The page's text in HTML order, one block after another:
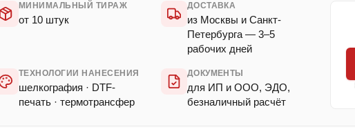
МИНИМАЛЬНЫЙ ТИРАЖ
от 10 штук
ДОСТАВКА
из Москвы и Санкт-
Петербурга — 3–5
рабочих дней
ТЕХНОЛОГИИ НАНЕСЕНИЯ
шелкография · DTF-
печать · термотрансфер
ДОКУМЕНТЫ
для ИП и ООО, ЭДО,
безналичный расчёт